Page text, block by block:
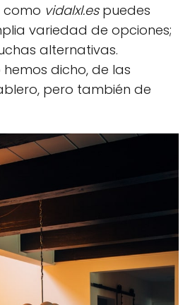
como vidalxl.espuedes
variedad de opciones;
alternativas.
dicho, de las
pero también de